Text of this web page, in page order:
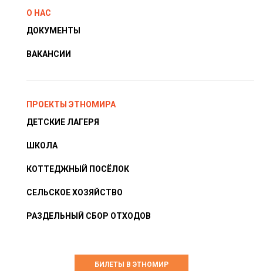
О НАС
ДОКУМЕНТЫ
ВАКАНСИИ
ПРОЕКТЫ ЭТНОМИРА
ДЕТСКИЕ ЛАГЕРЯ
ШКОЛА
КОТТЕДЖНЫЙ ПОСЁЛОК
СЕЛЬСКОЕ ХОЗЯЙСТВО
РАЗДЕЛЬНЫЙ СБОР ОТХОДОВ
БИЛЕТЫ В ЭТНОМИР